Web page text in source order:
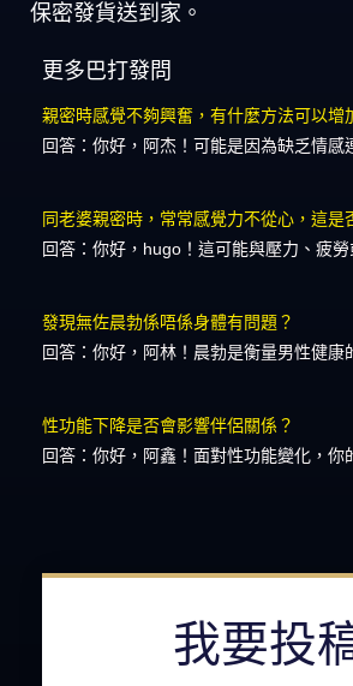
保密發貨送到家。
更多巴打發問
親密時感覺不夠興奮，有什麼方法可以增
回答：你好，阿杰！可能是因為缺乏情感
同老婆親密時，常常感覺力不從心，這是
回答：你好，hugo！這可能與壓力、疲
發現無佐晨勃係唔係身體有問題？
回答：你好，阿林！晨勃是衡量男性健康
性功能下降是否會影響伴侶關係？
回答：你好，阿鑫！面對性功能變化，你
我要投